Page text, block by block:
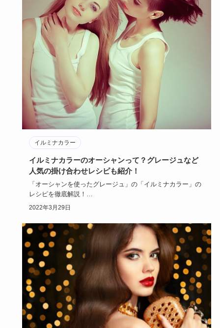
イルミナカラー
イルミナカラーのオーシャンって？グレージュなど
人気の掛け合わせレシピも紹介！
「オーシャンを使ったグレージュ」の「イルミナカラー」の
レシピを徹底解説！
レシピの1つである「オーシャンを使ったグレージ…
2022年3月29日